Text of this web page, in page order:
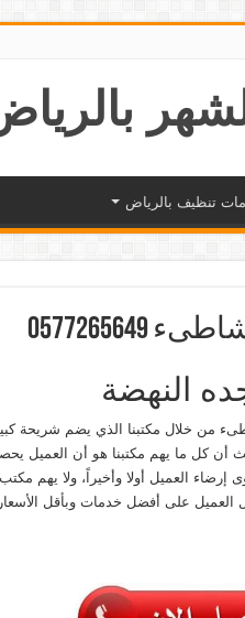
تنظيف بالرياض
النهضة
من خلال مكتبنا الذي يضم شريحة
أن كل ما يهم مكتبنا هو أن العميل
إرضاء العميل أولا وأخيراً، ولا يهم
على أفضل خدمات وبأقل الأسعار